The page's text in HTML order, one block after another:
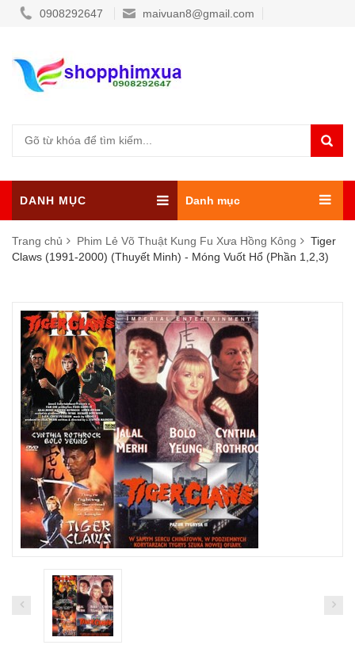
0908292647 maivuan8@gmail.com
DANH MỤC Danh mục
Trang chủ Phim Lẻ Võ Thuật Kung Fu Xưa Hồng Kông
Tiger
Claws (1991-2000) (Thuyết Minh) - Móng Vuốt Hổ (Phần 1,2,3)